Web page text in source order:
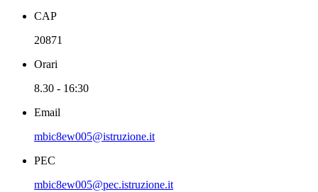
CAP
20871
Orari
8.30 - 16:30
Email
mbic8ew005@istruzione.it
PEC
mbic8ew005@pec.istruzione.it